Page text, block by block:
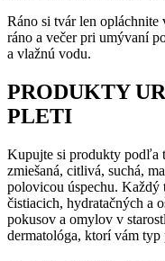
Ráno si tvár len
ráno a večer pri umývaní
a vlažnú vodu.
PRODUKTY
PLETI
Kupujte si produkty podľa
zmiešaná, citlivá, suchá,
polovicou úspechu.
čistiacich, hydratačných a
pokusov a omylov v
dermatológa, ktorí vám typ